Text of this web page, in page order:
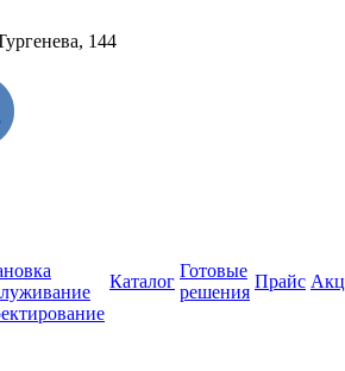
144
Каталог
Готовые
решения
Прайс